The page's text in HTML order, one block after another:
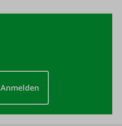
Anmelden